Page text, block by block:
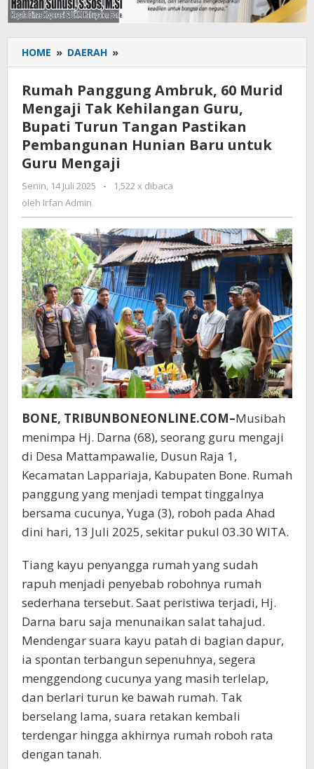
HOME » DAERAH »
Panggung
60
Murid
Mengaji
Tak
Bupati
Tangan
Pastikan
Pembangunan
Hunian
Baru
untuk
Guru
Mengaji
Rumah Panggung Ambruk, 60 Murid
Mengaji Tak Kehilangan Guru,
Bupati Turun Tangan Pastikan
Pembangunan Hunian Baru untuk
Guru Mengaji
Senin, 14 Juli 2025
oleh
-
1,522 x dibaca
oleh Irfan Admin
BONE, TRIBUNBONEONLINE.COM–Musibah
menimpa Hj. Darna (68), seorang guru mengaji
di Desa Mattampawalie, Dusun Raja 1,
Kecamatan Lappariaja, Kabupaten Bone. Rumah
panggung yang menjadi tempat tinggalnya
bersama cucunya, Yuga (3), roboh pada Ahad
dini hari, 13 Juli 2025, sekitar pukul 03.30 WITA.
Tiang kayu penyangga rumah yang sudah
rapuh menjadi penyebab robohnya rumah
sederhana tersebut. Saat peristiwa terjadi, Hj.
Darna baru saja menunaikan salat tahajud.
Mendengar suara kayu patah di bagian dapur,
ia spontan terbangun sepenuhnya, segera
menggendong cucunya yang masih terlelap,
dan berlari turun ke bawah rumah. Tak
berselang lama, suara retakan kembali
terdengar hingga akhirnya rumah roboh rata
dengan tanah.